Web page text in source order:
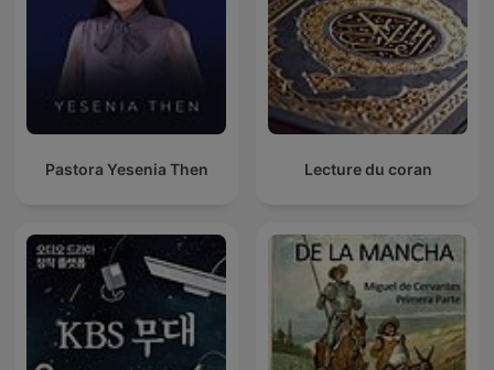
Pastora Yesenia Then Lecture du coran